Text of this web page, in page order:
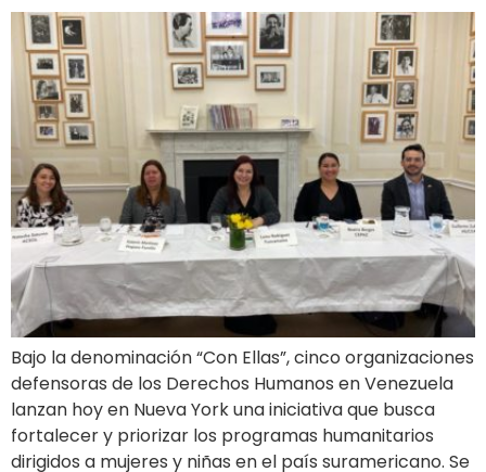
Bajo la denominación “Con Ellas”, cinco organizaciones
defensoras de los Derechos Humanos en Venezuela
lanzan hoy en Nueva York una iniciativa que busca
fortalecer y priorizar los programas humanitarios
dirigidos a mujeres y niñas en el país suramericano. Se